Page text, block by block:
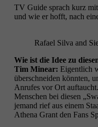
TV Guide sprach kurz
und wie er hofft, nach
Rafael Silva and
Wie ist die Idee zu
Tim Minear: Eigentlich
überschneiden könnten,
Anrufes vor Ort
Menschen bei diesen
jemand rief aus einem
Athena Grant den Fans